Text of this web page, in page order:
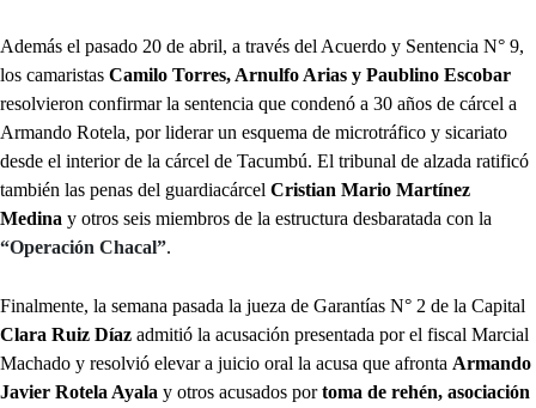
Además el pasado 20 de abril, a través del Acuerdo y Sentencia N° 9,
los camaristas Camilo Torres, Arnulfo Arias y Paublino Escobar
resolvieron confirmar la sentencia que condenó a 30 años de cárcel a
Armando Rotela, por liderar un esquema de microtráfico y sicariato
desde el interior de la cárcel de Tacumbú. El tribunal de alzada ratificó
también las penas del guardiacárcel Cristian Mario Martínez
Medina y otros seis miembros de la estructura desbaratada con la
“Operación Chacal”.
Finalmente, la semana pasada la jueza de Garantías N° 2 de la Capital
Clara Ruiz Díaz admitió la acusación presentada por el fiscal Marcial
Machado y resolvió elevar a juicio oral la acusa que afronta Armando
Javier Rotela Ayala y otros acusados portoma de rehén, asociación